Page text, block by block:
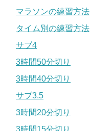
マラソンの練習方法
タイム別の練習方法
サブ4
3時間50分切り
3時間40分切り
サブ3.5
3時間20分切り
3時間15分切り